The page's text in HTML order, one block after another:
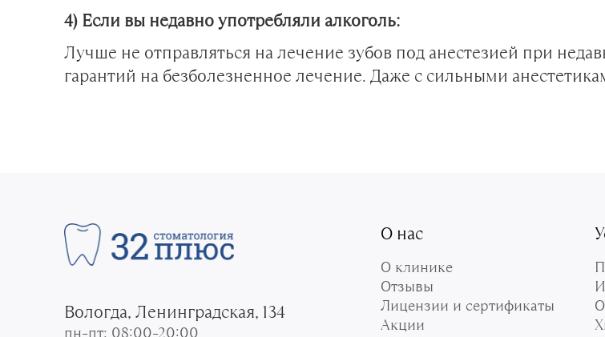
4) Если вы недавно употребляли алкоголь:
Лучше не отправляться на лечение зубов под анестезией при
гарантий на безболезненное лечение. Даже с сильными
Вологда, Ленинградская, 134
пн–пт: 08:00–20:00
О нас
О клинике
Отзывы
Лицензии и сертификаты
Акции